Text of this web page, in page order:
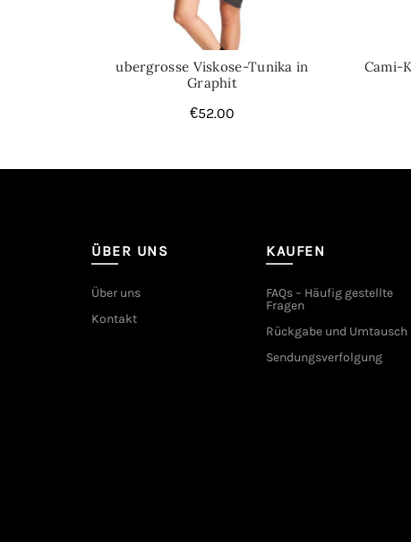
ubergrosse Viskose-Tunika in
Graphit
€52.00
Cami-
ÜBER UNS
Über uns
Kontakt
KAUFEN
FAQs – Häufig gestellte
Fragen
Rückgabe und Umtausch
Sendungsverfolgung